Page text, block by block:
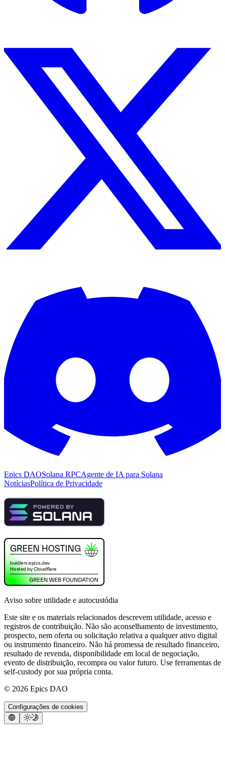
Epics DAOSolana RPCAgente de IA para Solana
NotíciasPolítica de Privacidade
Aviso sobre utilidade e autocustódia
Este site e os materiais relacionados descrevem utilidade, acesso e
registros de contribuição. Não são aconselhamento de investimento,
prospecto, nem oferta ou solicitação relativa a qualquer ativo digital
ou instrumento financeiro. Não há promessa de resultado financeiro,
resultado de revenda, disponibilidade em local de negociação,
evento de distribuição, recompra ou valor futuro. Use ferramentas de
self-custody por sua própria conta.
© 2026 Epics DAO
Configurações de cookies